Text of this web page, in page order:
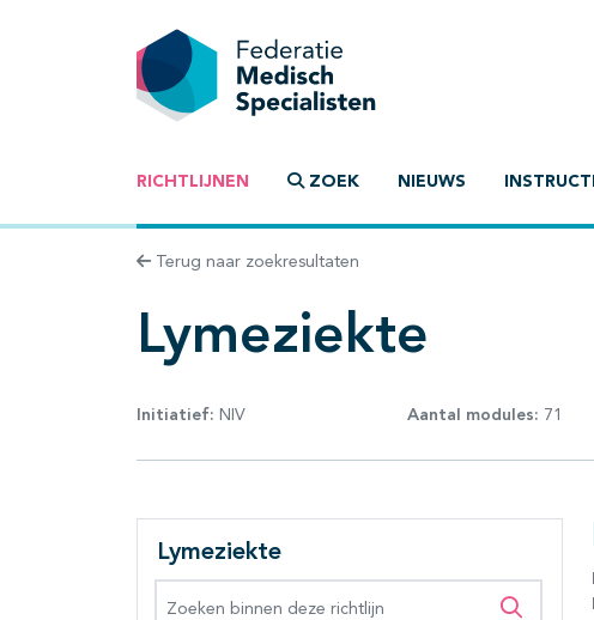
RICHTLIJNEN ZOEK NIEUWS
Terug naar zoekresultaten
Lymeziekte
Initiatief: NIV Aantal modules: 71
Lymeziekte